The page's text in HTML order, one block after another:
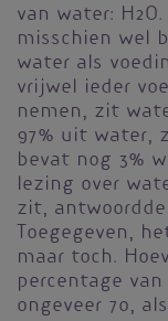
van water:
misschien wel
water als
vrijwel ieder
nemen, zit
97% uit water,
bevat nog 3%
lezing over
zit,
Toegegeven,
maar toch.
percentage
ongeveer 70,